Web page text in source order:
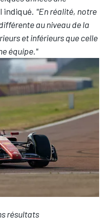
indiqué. "En réalité, notre
au niveau de la
et inférieurs que celle
équipe."
résultats